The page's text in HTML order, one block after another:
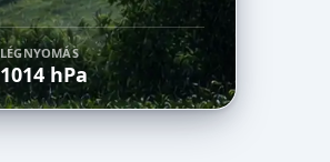
LÉGNYOMÁS
1014 hPa